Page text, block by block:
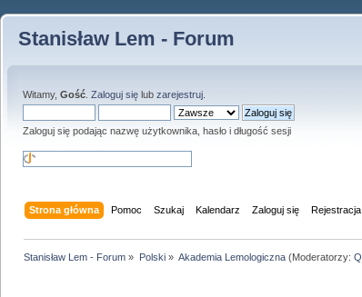
Stanisław Lem - Forum
Witamy, Gość Zaloguj się lub zarejestruj
Zaloguj się podając nazwę użytkownika, hasło i długość sesji
Strona główna Pomoc Szukaj Kalendarz Zaloguj się Rejestracja
Stanisław Lem - Forum » Polski» Akademia Lemologiczna(Moderatorzy: Q